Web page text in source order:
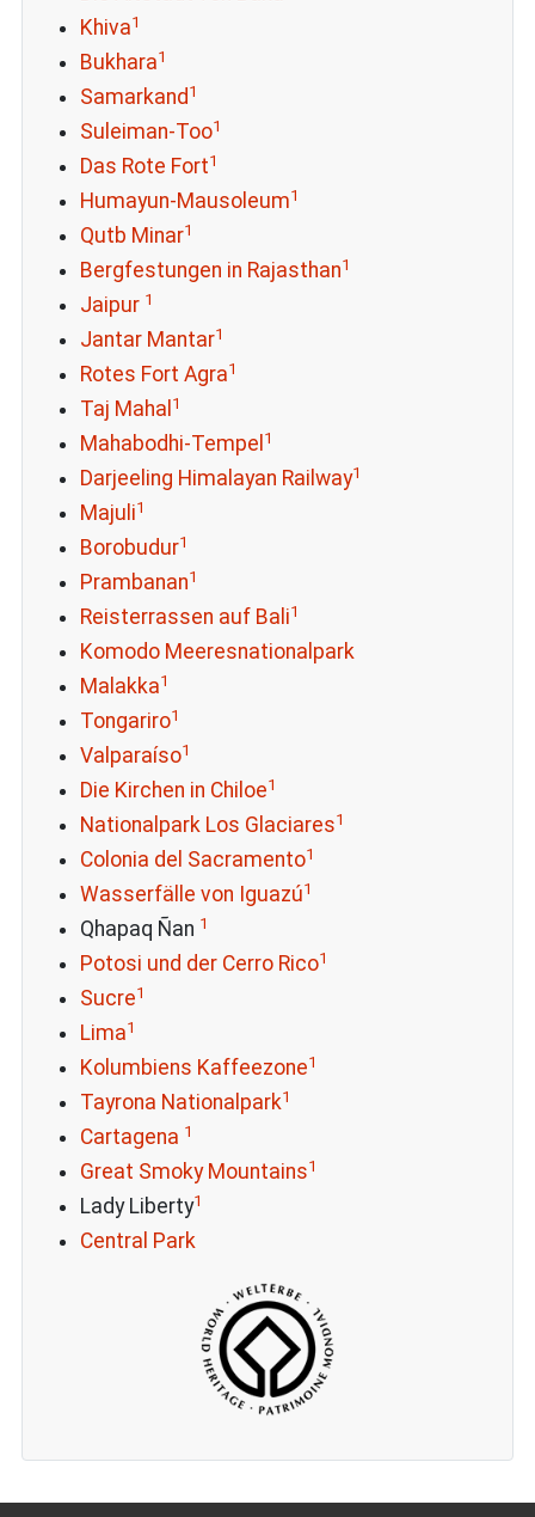
Khiva1
Bukhara1
Samarkand 1
Suleiman-Too1
Das Rote Fort1
Humayun-Mausoleum1
Qutb Minar1
Bergfestungen in Rajasthan1
Jaipur 1
Jantar Mantar1
Rotes Fort Agra1
Taj Mahal 1
Mahabodhi-Tempel 1
Darjeeling Himalayan Railway1
Majuli1
Borobudur1
Prambanan1
Reisterrassen auf Bali1
Komodo Meeresnationalpark
Malakka1
Tongariro1
Valparaíso1
Die Kirchen in Chiloe1
Nationalpark Los Glaciares1
Colonia del Sacramento1
Wasserfälle von Iguazú1
Qhapaq Ñan 1
Potosi und der Cerro Rico1
Sucre1
Lima1
Kolumbiens Kaffeezone1
Tayrona Nationalpark1
Cartagena 1
Great Smoky Mountains1
Lady Liberty1
Central Park